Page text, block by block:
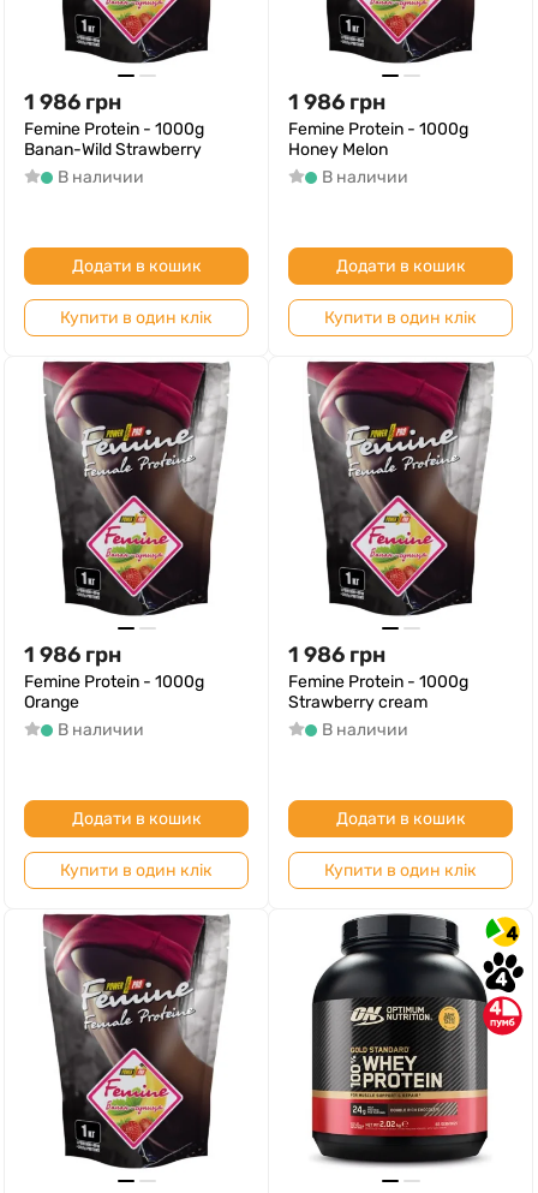
1 986 грн
Femine Protein - 1000g
Banan-Wild Strawberry
В наличии
Додати в кошик
Купити в один клік
1 986 грн
Femine Protein - 1000g
Honey Melon
В наличии
Додати в кошик
Купити в один клік
1 986 грн
Femine Protein - 1000g
Orange
В наличии
Додати в кошик
Купити в один клік
1 986 грн
Femine Protein - 1000g
Strawberry cream
В наличии
Додати в кошик
Купити в один клік
4
4
4